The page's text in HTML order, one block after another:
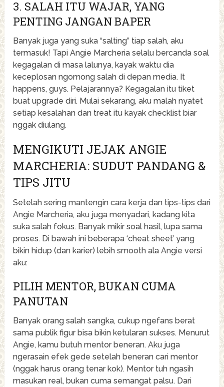
3. SALAH ITU WAJAR, YANG
PENTING JANGAN BAPER
Banyak juga yang suka “salting” tiap salah, aku
termasuk! Tapi Angie Marcheria selalu bercanda soal
kegagalan di masa lalunya, kayak waktu dia
keceplosan ngomong salah di depan media. It
happens, guys. Pelajarannya? Kegagalan itu tiket
buat upgrade diri. Mulai sekarang, aku malah nyatet
setiap kesalahan dan treat itu kayak checklist biar
nggak diulang.
MENGIKUTI JEJAK ANGIE
MARCHERIA: SUDUT PANDANG &
TIPS JITU
Setelah sering mantengin cara kerja dan tips-tips dari
Angie Marcheria, aku juga menyadari, kadang kita
suka salah fokus. Banyak mikir soal hasil, lupa sama
proses. Di bawah ini beberapa ‘cheat sheet’ yang
bikin hidup (dan karier) lebih smooth ala Angie versi
aku:
PILIH MENTOR, BUKAN CUMA
PANUTAN
Banyak orang salah sangka, cukup ngefans berat
sama publik figur bisa bikin ketularan sukses. Menurut
Angie, kamu butuh mentor beneran. Aku juga
ngerasain efek gede setelah beneran cari mentor
(nggak harus orang tenar kok). Mentor tuh ngasih
masukan real, bukan cuma semangat palsu. Dari